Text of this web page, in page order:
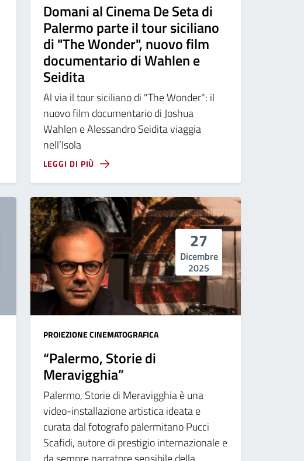
Domani al Cinema De Seta di
Palermo parte il tour siciliano
di "The Wonder", nuovo film
documentario di Wahlen e
Seidita
Al via il tour siciliano di "The Wonder": il
nuovo film documentario di Joshua
Wahlen e Alessandro Seidita viaggia
nell’Isola
LEGGI DI PIÙ
27
Dicembre
2025
PROIEZIONE CINEMATOGRAFICA
“Palermo, Storie di
Meravigghia”
Palermo, Storie di Meravigghia è una
video-installazione artistica ideata e
curata dal fotografo palermitano Pucci
Scafidi, autore di prestigio internazionale e